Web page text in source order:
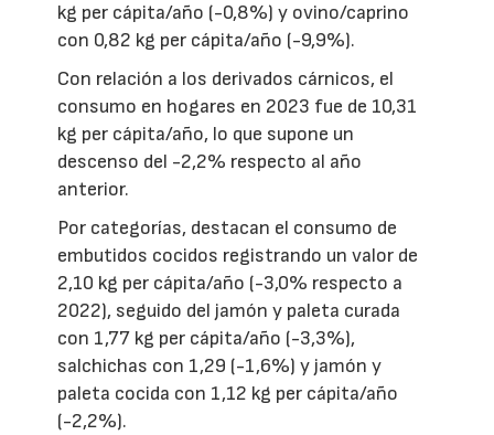
kg per cápita/año (-0,8%) y ovino/caprino
con 0,82 kg per cápita/año (-9,9%).
Con relación a los derivados cárnicos, el
consumo en hogares en 2023 fue de 10,31
kg per cápita/año, lo que supone un
descenso del -2,2% respecto al año
anterior.
Por categorías, destacan el consumo de
embutidos cocidos registrando un valor de
2,10 kg per cápita/año (-3,0% respecto a
2022), seguido del jamón y paleta curada
con 1,77 kg per cápita/año (-3,3%),
salchichas con 1,29 (-1,6%) y jamón y
paleta cocida con 1,12 kg per cápita/año
(-2,2%).